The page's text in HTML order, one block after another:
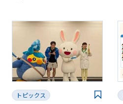
トピックス